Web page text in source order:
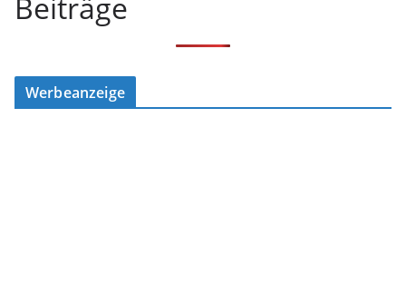
Beiträge
Werbeanzeige